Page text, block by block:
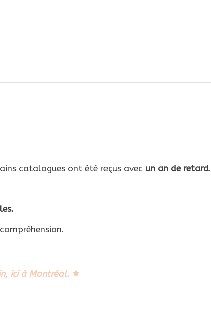
catalogues ont été reçus avec un an de retard.
ici à Montréal. ⚜